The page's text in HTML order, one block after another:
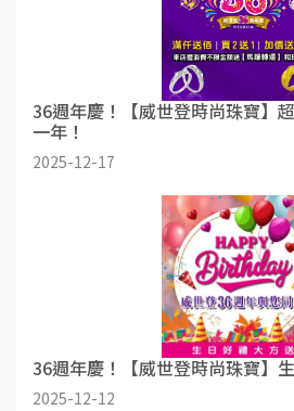
36週年慶！【威世登時尚珠寶】
一年！
2025-12-17
36週年慶！【威世登時尚珠寶】
2025-12-12